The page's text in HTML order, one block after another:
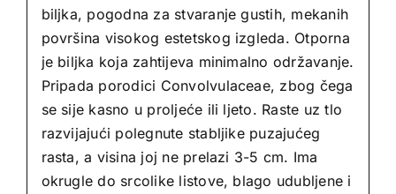
biljka, pogodna za stvaranje gustih, mekanih
površina visokog estetskog izgleda. Otporna
je biljka koja zahtijeva minimalno održavanje.
Pripada porodici Convolvulaceae, zbog čega
se sije kasno u proljeće ili ljeto. Raste uz tlo
razvijajući polegnute stabljike puzajućeg
rasta, a visina joj ne prelazi 3-5 cm. Ima
okrugle do srcolike listove, blago udubljene i